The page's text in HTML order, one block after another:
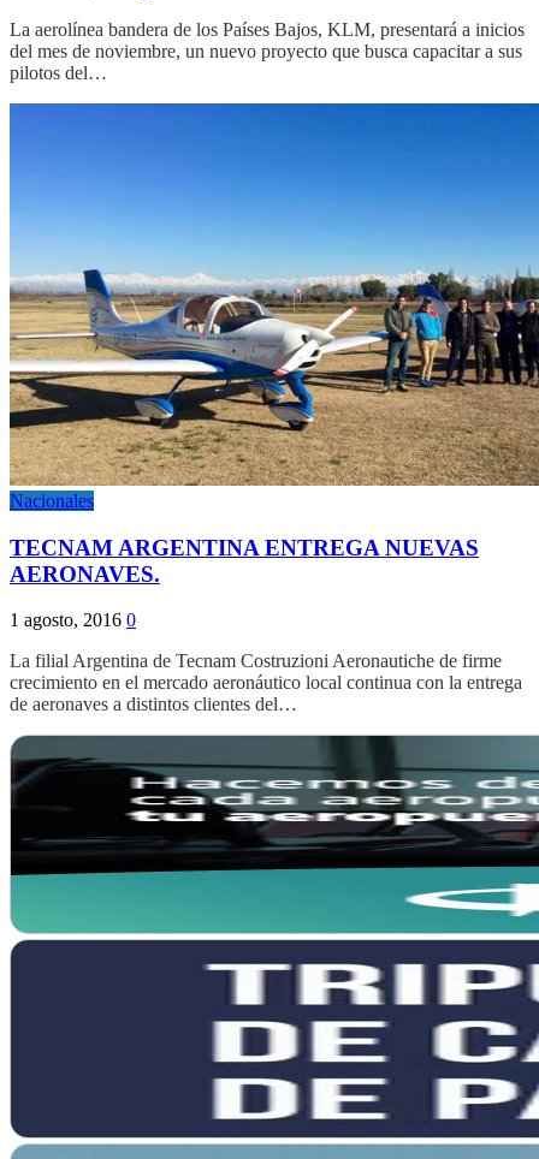
La aerolínea bandera de los Países Bajos, KLM, presentará a inicios
del mes de noviembre, un nuevo proyecto que busca capacitar a sus
pilotos del…
Nacionales
TECNAM ARGENTINA ENTREGA NUEVAS
AERONAVES.
1 agosto, 2016 0
La filial Argentina de Tecnam Costruzioni Aeronautiche de firme
crecimiento en el mercado aeronáutico local continua con la entrega
de aeronaves a distintos clientes del…